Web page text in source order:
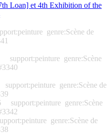
Loan] et 4th Exhibition of the
genre:Scène de
support:peinture genre:Scène
support:peinture genre:Scène de
support:peinture genre:Scène
genre:Scène de